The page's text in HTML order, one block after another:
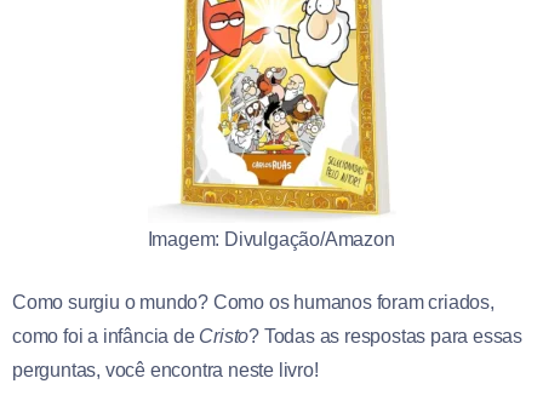
Imagem: Divulgação/Amazon
Como surgiu o mundo? Como os humanos foram criados,
como foi a infância de Cristo? Todas as respostas para essas
perguntas, você encontra neste livro!